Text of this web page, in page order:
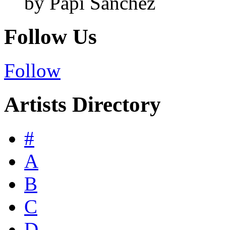
Follow Us
Follow
Artists Directory
#
A
B
C